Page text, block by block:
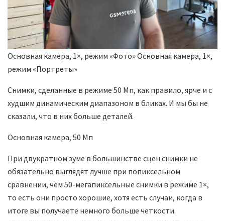
Основная камера, 1×, режим «Фото»Основная камера, 1×,
режим «Портреты»
Снимки, сделанные в режиме 50 Мп, как правило, ярче и с
худшим динамическим диапазоном в бликах. И мы бы не
сказали, что в них больше деталей.
Основная камера, 50 Мп
При двукратном зуме в большинстве сцен снимки не
обязательно выглядят лучше при попиксельном
сравнении, чем 50-мегапиксельные снимки в режиме 1×,
то есть они просто хорошие, хотя есть случаи, когда в
итоге вы получаете немного больше четкости.